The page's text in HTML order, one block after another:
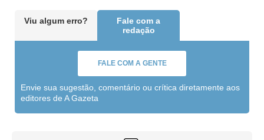
Viu algum erro?
Fale com a
redação
FALE COM A GENTE
Envie sua sugestão, comentário ou crítica diretamente aos
editores de A Gazeta